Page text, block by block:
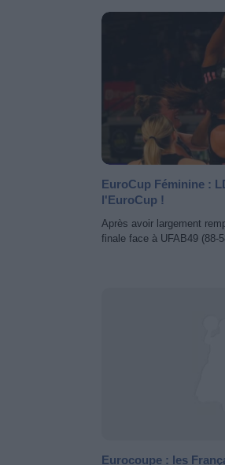
EuroCup Féminine :
l'EuroCup !
Après avoir largement
finale face à UFAB49 (88-
Eurocoupe : les